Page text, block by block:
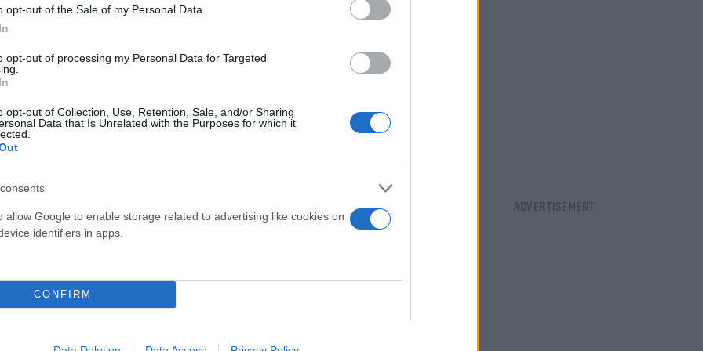
opt-out of the Sale of my Personal Data.
opt-out of processing my Personal Data for Targeted
opt-out of Collection, Use, Retention, Sale, and/or Sharing
Data that Is Unrelated with the Purposes for which it
allow Google to enable storage related to advertising like cookies on
identifiers in apps.
CONFIRM
στο Tik Tok αν δεν
κανόνες προστασίας
Flash.gr
Γαλλία «μίλησε» και